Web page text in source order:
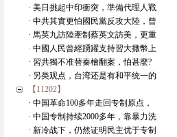
· 美日挑起中印衝突，準備代理人戰
· 中共其實更怕國民黨反攻大陸，曾
· 馬英九訪陸牽制蔡英文訪美，更重
· 中國人民曾經踴躍支持習大撒幣上
· 習共獨不准替秦檜翻案，怕甚麼?
· 另类观点，台湾还是有和平统一的
【11202】
· 中国革命100多年走回专制原点，
· 中国专制持续2000多年，靠暴力洗
· 新冷战下，仍然证明民主优于专制